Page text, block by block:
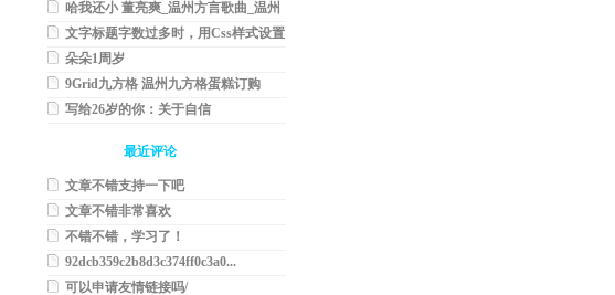
哈我还小 董亮爽_温州方言歌曲_温州
话歌曲
文字标题字数过多时，用Css样式设置
后面多出的字用...
朵朵1周岁
9Grid九方格 温州九方格蛋糕订购
写给26岁的你：关于自信
最近评论
文章不错支持一下吧
文章不错非常喜欢
不错不错，学习了！
92dcb359c2b8d3c374ff0c3a0...
可以申请友情链接吗/